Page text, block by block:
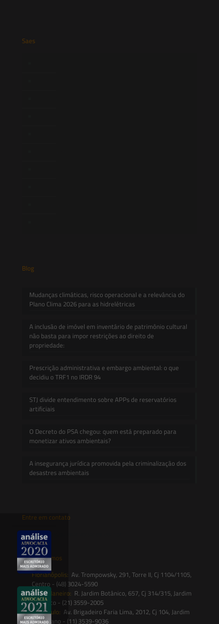
Saes
Blog
Mudanças climáticas, risco operacional e a relevância do
Plano Clima 2026 para as hidrelétricas
A inclusão de imóvel em inventário de patrimônio cultural
não basta para impor restrições ao direito de
propriedade:
Prescrição administrativa e embargo ambiental: o que
decidiu o TRF1 no IRDR 94
STJ divide entendimento sobre APPs de reservatórios
artificiais
O Decreto do PSA chegou: quem está preparado para
monetizar ativos ambientais?
A insegurança jurídica promovida pela criminalização dos
desastres ambientais
Entre em contato
contato@saesadvogados.com.br
Onde estamos
Florianópolis: Av. Trompowsky, 291, Torre II, Cj 1104/1105,
Centro - (48) 3024-5590
Rio de Janeiro: R. Jardim Botânico, 657, Cj 314/315, Jardim
Botânico - (21) 3559-2005
São Paulo: Av. Brigadeiro Faria Lima, 2012, Cj 104, Jardim
Paulistano - (11) 3539-9036